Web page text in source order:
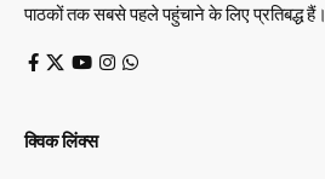
पाठकों तक सबसे पहले पहुंचाने के लिए प्रतिबद्ध हैं।
क्विक लिंक्स